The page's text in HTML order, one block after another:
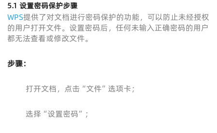
5.1 设置密码保护步骤
WPS提供了对文档进行密码保护的功能，可以防止未经授权
的用户打开文件。设置密码后，任何未输入正确密码的用户
都无法查看或修改文件。
步骤：
打开文档，点击“文件”选项卡；
选择“设置密码”；